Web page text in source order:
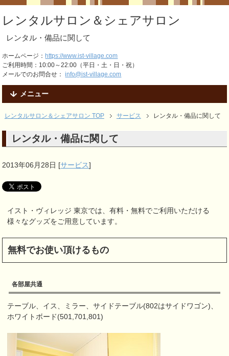
レンタルサロン＆シェアサロン
レンタル・備品に関して
ホームページ：https://www.ist-village.com
ご利用時間：10:00～22:00（平日・土・日・祝）
メールでのお問合せ：info@ist-village.com
メニュー
レンタルサロン＆シェアサロン TOP サービス レンタル・備品に関して
レンタル・備品に関して
2013年06月28日 [サービス]
イスト・ヴィレッジ 東京では、有料・無料でご利用いただける
様々なグッズをご用意しています。
無料でお使い頂けるもの
各部屋共通
テーブル、イス、ミラー、サイドテーブル(802はサイドワゴン)、
ホワイトボード(501,701,801)